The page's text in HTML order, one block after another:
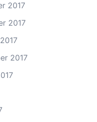
2017
2017
2017